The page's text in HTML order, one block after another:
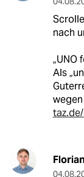
nach
„UNO
Als